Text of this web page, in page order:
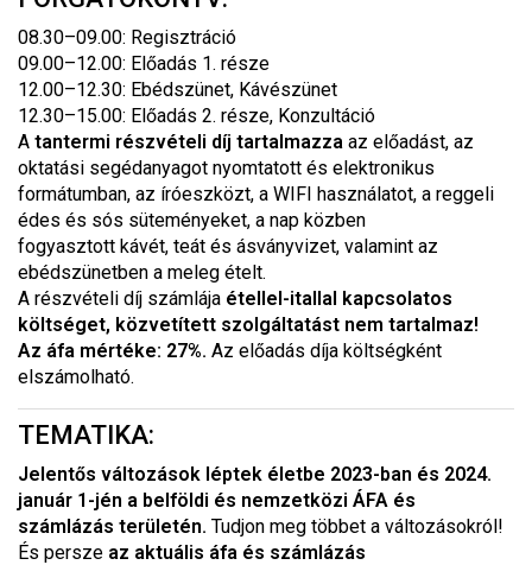
08.30–09.00: Regisztráció
09.00–12.00: Előadás 1. része
12.00–12.30: Ebédszünet, Kávészünet
12.30–15.00: Előadás 2. része, Konzultáció
A tantermi részvételi díj tartalmazza az előadást, az
oktatási segédanyagot nyomtatott és elektronikus
formátumban, az íróeszközt, a WIFI használatot, a reggeli
édes és sós süteményeket, a nap közben
fogyasztott kávét, teát és ásványvizet, valamint az
ebédszünetben a meleg ételt.
A részvételi díj számlája étellel-itallal kapcsolatos
költséget, közvetített szolgáltatást nem tartalmaz!
Az áfa mértéke: 27%. Az előadás díja költségként
elszámolható.
TEMATIKA:
Jelentős változások léptek életbe 2023-ban és 2024.
január 1-jén a belföldi és nemzetközi ÁFA és
számlázás területén. Tudjon meg többet a változásokról!
És persze az aktuális áfa és számlázás